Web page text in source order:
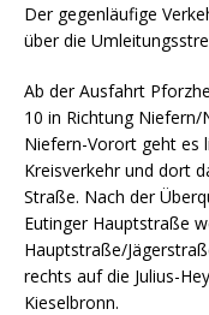
Der gegenläufige
über die
Ab der Ausfahrt
10 in Richtung
Niefern-Vorort geht es
Kreisverkehr und dort
Straße. Nach der
Eutinger Hauptstraße
Hauptstraße/
rechts auf die Julius-
Kieselbronn.